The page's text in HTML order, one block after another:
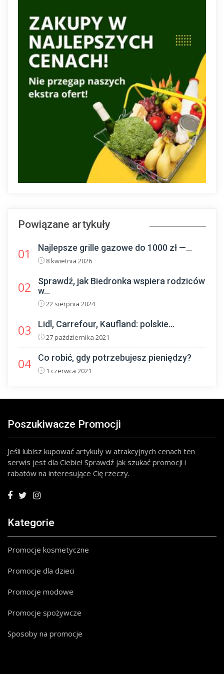
Powiązane artykuły
01 Najlepsze grille gazowe do 1000 zł —...
8 kwietnia 2026
02
Sprawdź, jak Biedronka wspiera rodziców
w...
22 sierpnia 2024
03 Lidl, Carrefour, Kaufland: polskie...
27 października 2021
04 Co robić, gdy potrzebujesz pieniędzy?
1 czerwca 2021
Poszukiwacze Promocji
Jeśli lubisz kupować artykuły w atrakcyjnych cenach ten
serwis jest dla Ciebie! Sprawdź jak szukać promocji i
rabatów na interesujące Cię rzeczy.
Kategorie
Promocje kosmetyczne
Promocje dla dzieci
Promocje modowe
Promocje spożywcze
Sposoby na promocje